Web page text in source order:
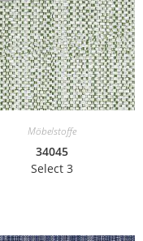
Möbelstoffe
34045
Select 3